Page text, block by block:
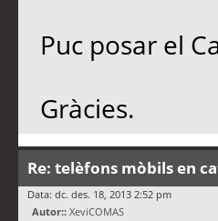
Puc posar el
Gràcies.
Re: telèfons mòbils en
Data: dc. des. 18, 2013 2:52 pm
Autor:: XeviCOMAS